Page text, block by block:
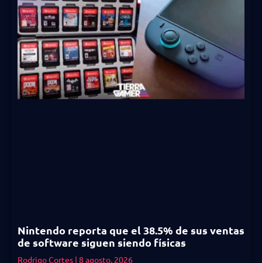
Nintendo reporta que el 38.5% de sus ventas
de software siguen siendo físicas
Rodrigo Cortes 8 agosto, 2026